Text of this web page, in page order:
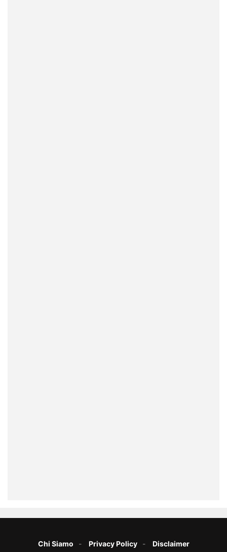
Chi Siamo Privacy Policy Disclaimer